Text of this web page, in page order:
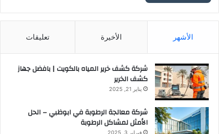
الأشهر الأخيرة تعليقات
شركة كشف خرير المياه بالكويت | بافضل جهاز
كشف الخرير
يناير 21, 2025
شركة معالجة الرطوبة في ابوظبي – الحل
الأمثل لمشاكل الرطوبة